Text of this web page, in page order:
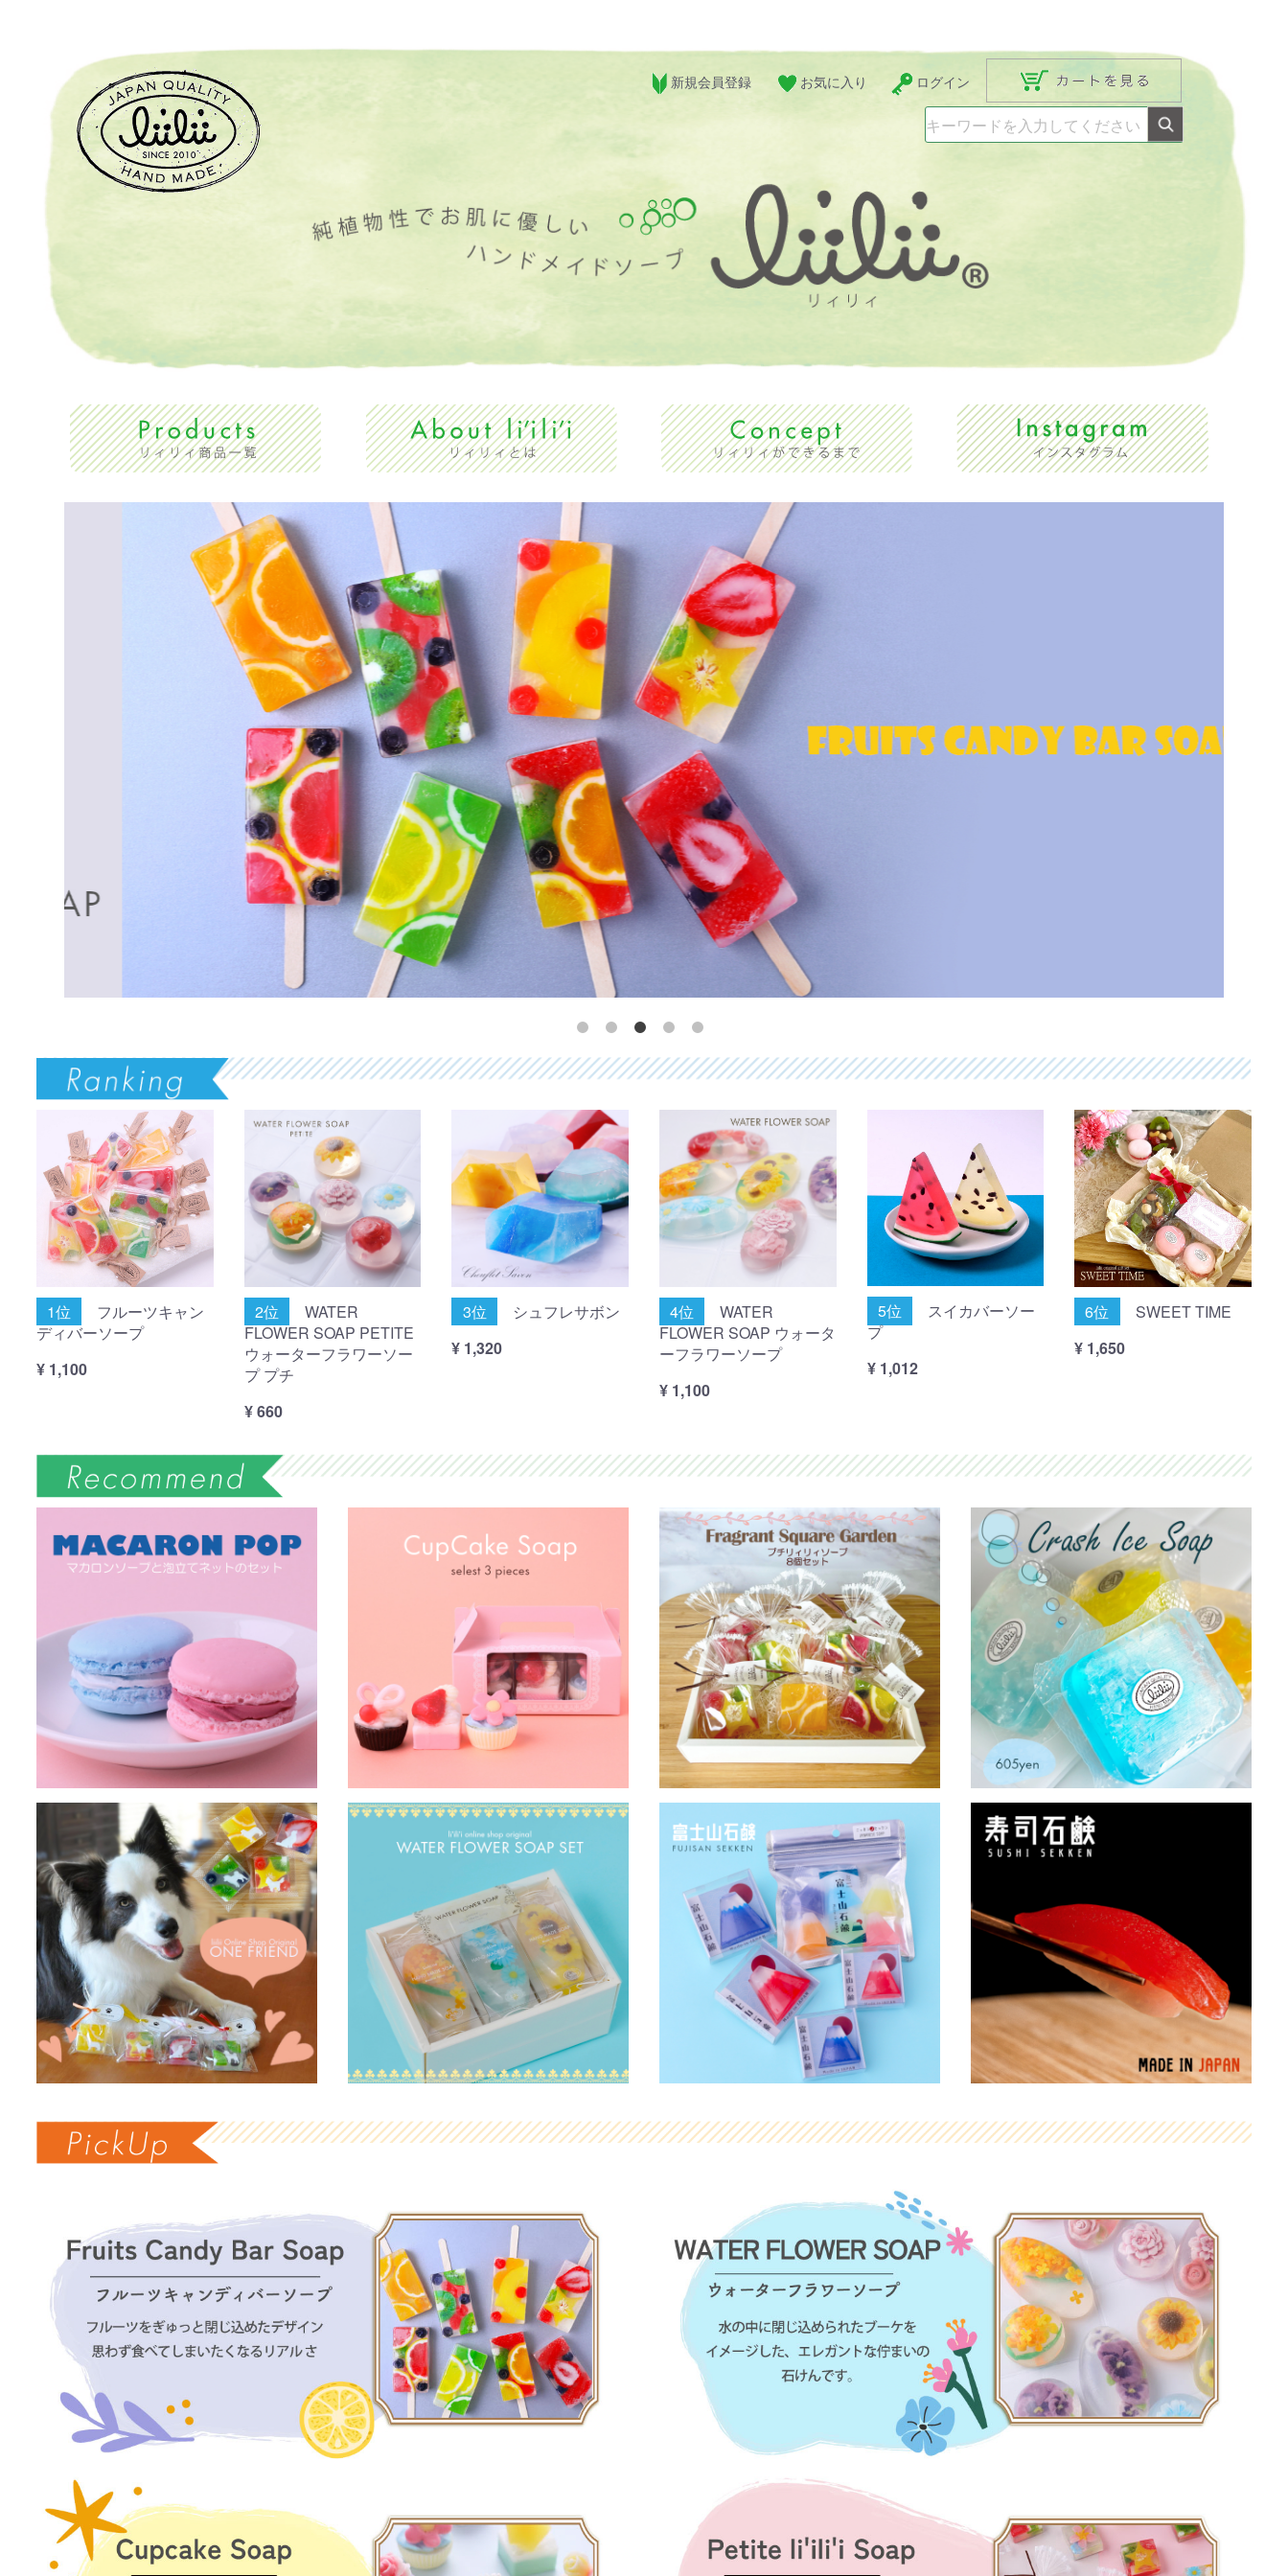
新規会員登録 お気に入り ログイン
1位
フルーツキャン
ディバーソープ
¥ 1,100
2位
WATER
FLOWER SOAP PETITE
ウォーターフラワーソー
プ プチ
¥ 660
3位
シュフレサボン
¥ 1,320
4位
WATER
FLOWER SOAP ウォータ
ーフラワーソープ
¥ 1,100
5位
スイカバーソー
プ
¥ 1,012
6位
SWEET TIME
¥ 1,650